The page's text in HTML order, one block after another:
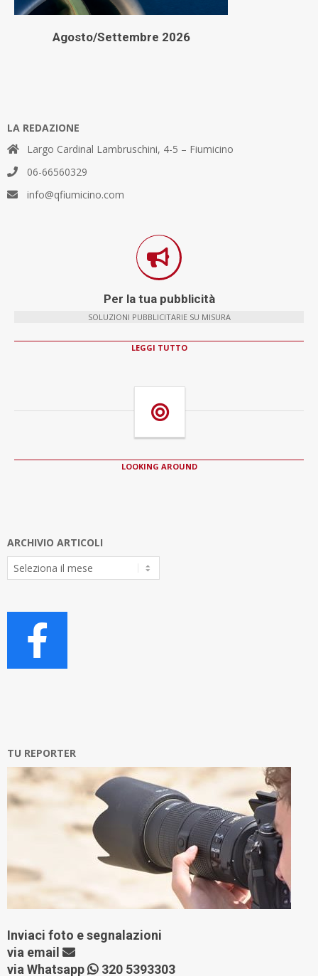
Agosto/Settembre 2026
LA REDAZIONE
Largo Cardinal Lambruschini, 4-5 – Fiumicino
06-66560329
info@qfiumicino.com
Per la tua pubblicità
SOLUZIONI PUBBLICITARIE SU MISURA
LEGGI TUTTO
LOOKING AROUND
ARCHIVIO ARTICOLI
Archivio
Articoli
TU REPORTER
Inviaci foto e segnalazioni
via email
via Whatsapp
320 5393303